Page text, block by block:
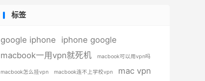
标签
google iphone
iphone google
macbook一用vpn就死机
macbook可以用vpn吗
macbook怎么挂vpn macbook连不上学校vpn mac vpn